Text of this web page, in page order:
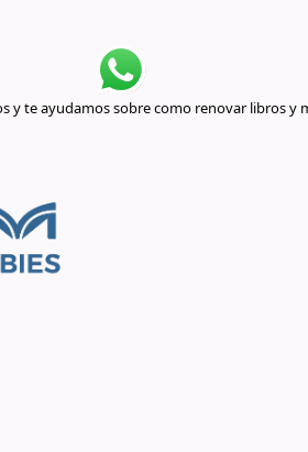
y te ayudamos sobre como renovar libros y